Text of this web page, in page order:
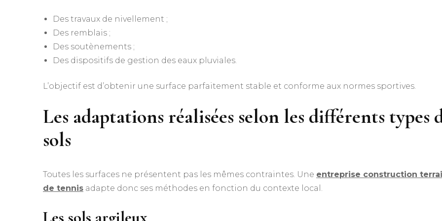
Des travaux de nivellement ;
Des remblais ;
Des soutènements ;
Des dispositifs de gestion des eaux pluviales.
L’objectif est d’obtenir une surface parfaitement stable et conforme aux normes sportives.
Les adaptations réalisées selon les différents types
sols
Toutes les surfaces ne présentent pas les mêmes contraintes. Une entreprise construction
de tennis adapte donc ses méthodes en fonction du contexte local.